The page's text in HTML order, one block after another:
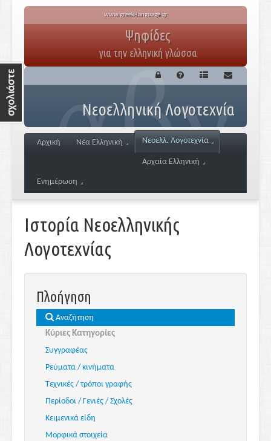
www.greek-language.gr
Ψηφίδες
για την ελληνική γλώσσα
Νεοελληνική Λογοτεχνία
Αρχική Νέα Ελληνική Νεοελλ. Λογοτεχνία
Αρχαία Ελληνική
Ενημέρωση
Ιστορία Νεοελληνικής
Λογοτεχνίας
Πλοήγηση
Αναζήτηση
Κύριες Κατηγορίες
Συγγραφέας
Ρεύματα / κινήματα
Τεχνικές / τρόποι γραφής
Περίοδοι / Γενιές / Σχολές
Κειμενικά είδη
Μορφικά στοιχεία